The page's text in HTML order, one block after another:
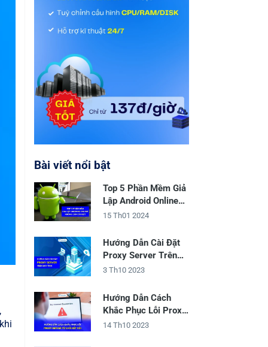
Bài viết nổi bật
Top 5 Phần Mềm Giả
Lập Android Online
Không Cần Cài Đặt
15 Th01 2024
Hướng Dẫn Cài Đặt
Proxy Server Trên
Máy Tính
3 Th10 2023
Hướng Dẫn Cách
Khắc Phục Lỗi Proxy
Server Từ Chối Kết
14 Th10 2023